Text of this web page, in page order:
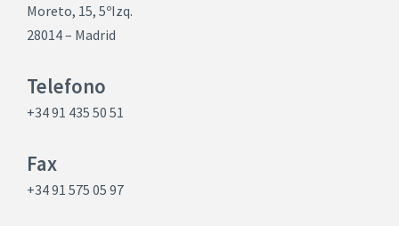
Moreto, 15, 5ºIzq.
28014 – Madrid
Telefono
+34 91 435 50 51
Fax
+34 91 575 05 97